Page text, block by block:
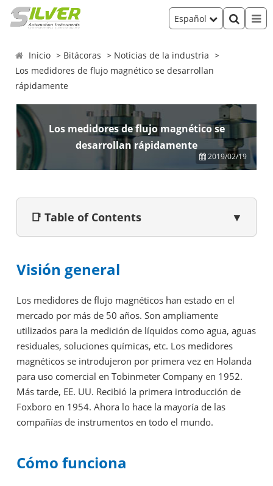
Español
Inicio Bitácoras
Noticias de la industria
Los medidores de flujo magnético se desarrollan
rápidamente
Los medidores de flujo magnético se
desarrollan rápidamente
2019/02/19
📑 Table of Contents ▼
Visión general
Los medidores de flujo magnéticos han estado en el
mercado por más de 50 años. Son ampliamente
utilizados para la medición de líquidos como agua, aguas
residuales, soluciones químicas, etc. Los medidores
magnéticos se introdujeron por primera vez en Holanda
para uso comercial en Tobinmeter Company en 1952.
Más tarde, EE. UU. Recibió la primera introducción de
Foxboro en 1954. Ahora lo hace la mayoría de las
compañías de instrumentos en todo el mundo.
Cómo funciona